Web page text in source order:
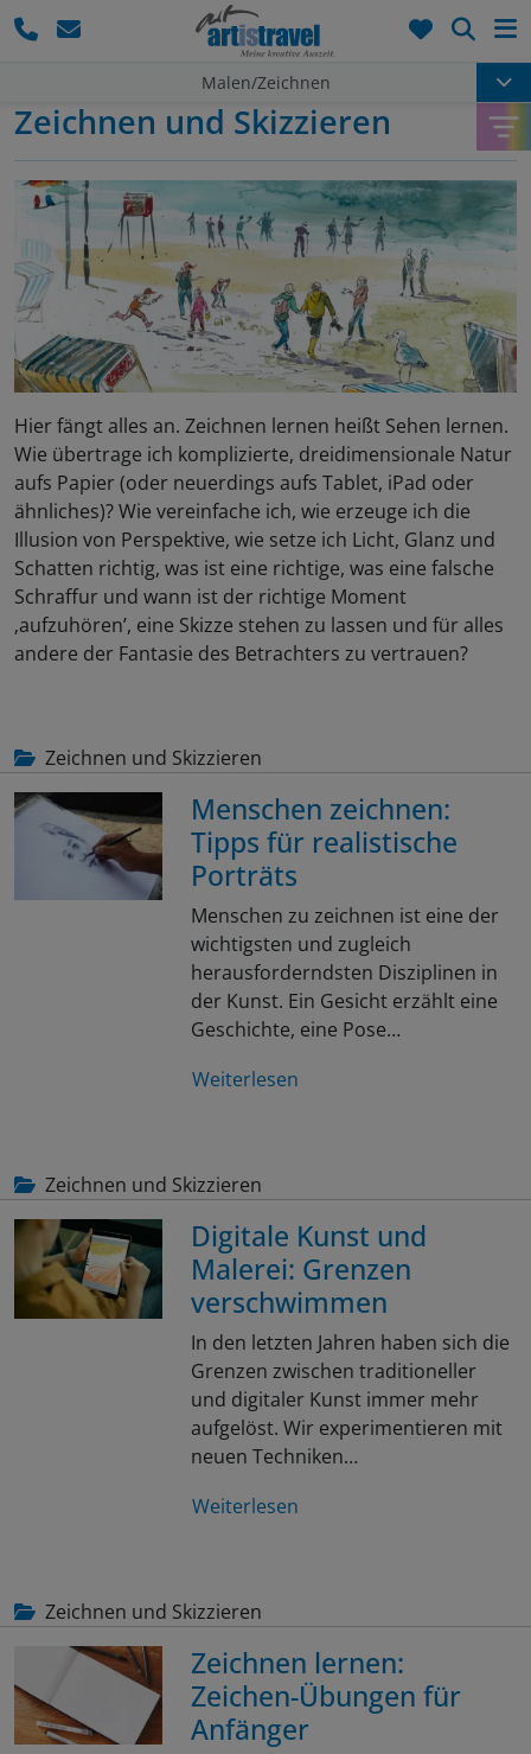
Malen/Zeichnen
Zeichnen und Skizzieren
Hier fängt alles an. Zeichnen lernen heißt Sehen lernen.
Wie übertrage ich komplizierte, dreidimensionale Natur
aufs Papier (oder neuerdings aufs Tablet, iPad oder
ähnliches)? Wie vereinfache ich, wie erzeuge ich die
Illusion von Perspektive, wie setze ich Licht, Glanz und
Schatten richtig, was ist eine richtige, was eine falsche
Schraffur und wann ist der richtige Moment
‚aufzuhören’, eine Skizze stehen zu lassen und für alles
andere der Fantasie des Betrachters zu vertrauen?
Zeichnen und Skizzieren
Menschen zeichnen:
Tipps für realistische
Porträts
Menschen zu zeichnen ist eine der
wichtigsten und zugleich
herausforderndsten Disziplinen in
der Kunst. Ein Gesicht erzählt eine
Geschichte, eine Pose…
Weiterlesen
Zeichnen und Skizzieren
Digitale Kunst und
Malerei: Grenzen
verschwimmen
In den letzten Jahren haben sich die
Grenzen zwischen traditioneller
und digitaler Kunst immer mehr
aufgelöst. Wir experimentieren mit
neuen Techniken…
Weiterlesen
Zeichnen und Skizzieren
Zeichnen lernen:
Zeichen-Übungen für
Anfänger